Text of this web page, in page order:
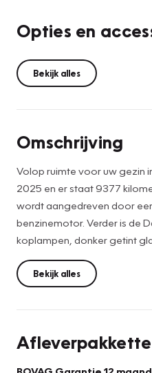
Opties en
Bekijk alles
Omschrijving
Volop ruimte voor uw gezin
2025 en er staat 9377
wordt aangedreven door
benzinemotor. Verder is de
koplampen, donker getint
neerklapbare achterbank en
stuurbekrachtiging.
achteruitrijcamera laat
Bekijk alles